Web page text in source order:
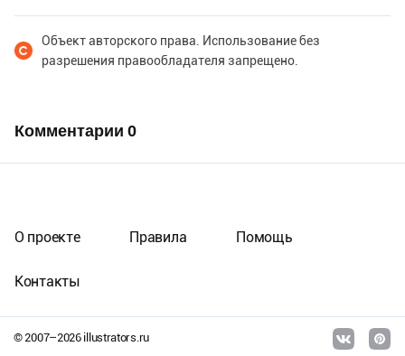
Объект авторского права. Использование без
разрешения правообладателя запрещено.
Комментарии 0
© 2007–2026illustrators.ru
О проекте Правила Помощь
Контакты